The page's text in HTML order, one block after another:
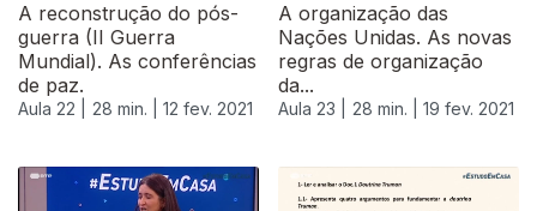
A reconstrução do pós-
guerra (II Guerra
Mundial). As conferências
de paz.
Aula 22 | 28 min. | 12 fev. 2021
A organização das
Nações Unidas. As novas
regras de organização
da...
Aula 23 | 28 min. | 19 fev. 2021